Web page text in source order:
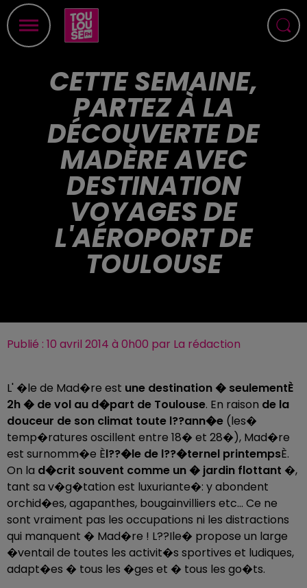
CETTE SEMAINE,
PARTEZ À LA
DÉCOUVERTE DE
MADÈRE AVEC
DESTINATION
VOYAGES DE
L'AÉROPORT DE
TOULOUSE
Publié : 10 avril 2014 à 0h00 par La rédaction
L' �le de Mad�re est une destination � seulementÈ
2h � de vol au d�part de Toulouse. En raison de la
douceur de son climat toute l??ann�e (les�
temp�ratures oscillent entre 18� et 28�), Mad�re
est surnomm�e Èl??�le de l??�ternel printempsÈ.
On la d�crit souvent comme un � jardin flottant �,
tant sa v�g�tation est luxuriante�: y abondent
orchid�es, agapanthes, bougainvilliers etc... Ce ne
sont vraiment pas les occupations ni les distractions
qui manquent � Mad�re ! L??Ile� propose un large
�ventail de toutes les activit�s sportives et ludiques,
adapt�es � tous les �ges et � tous les go�ts.